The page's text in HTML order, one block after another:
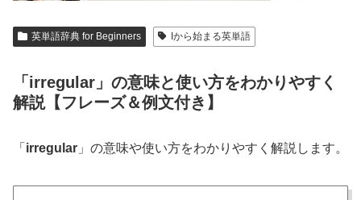
英単語辞典 for Beginners Iから始まる英単語
「irregular」の意味と使い方をわかりやすく
解説【フレーズ＆例文付き】
「 irregular 」の意味や使い方をわかりやすく解説します。